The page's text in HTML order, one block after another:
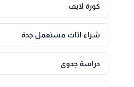
كورة لايف
شراء اثاث مستعمل جدة
دراسة جدوى